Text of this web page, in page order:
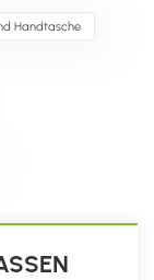
Handtasche